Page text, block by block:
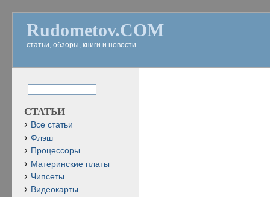
Rudometov.COM
статьи, обзоры, книги и новости
СТАТЬИ
Все статьи
Флэш
Процессоры
Материнские платы
Чипсеты
Видеокарты